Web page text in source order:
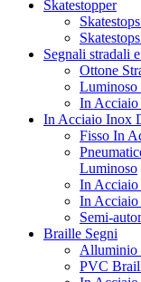
Skatestopper
Segnali stradali
Ottone
Luminoso
In Acciaio
In Acciaio Inox
Fisso In
Luminoso
In Acciaio
In Acciaio
Semi-
Braille Segni
Alluminio
PVC